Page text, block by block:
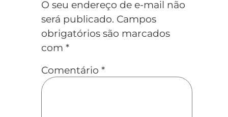
O seu endereço de e-mail não
será publicado. Campos
obrigatórios são marcados
com *
Comentário *